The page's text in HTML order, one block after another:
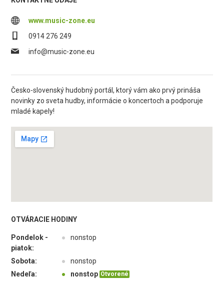
www.music-zone.eu
0914 276 249
info@music-zone.eu
Česko-slovenský hudobný portál, ktorý vám ako prvý prináša
novinky zo sveta hudby, informácie o koncertoch a podporuje
mladé kapely!
OTVÁRACIE HODINY
Pondelok -
piatok:
● nonstop
Sobota: ●
nonstop
Nedeľa:
● nonstop Otvorené